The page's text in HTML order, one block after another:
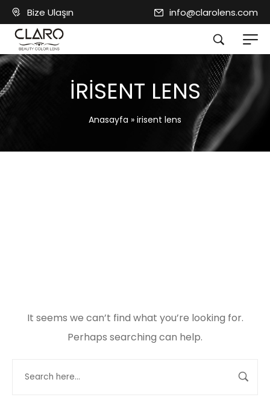
Bize Ulaşın info@clarolens.com
IRISENT LENS
Anasayfa » irisent lens
It seems we can’t find what you’re looking for.
Perhaps searching can help.